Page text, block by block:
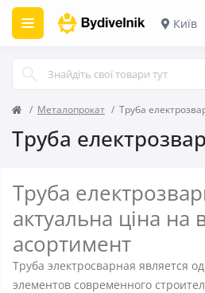
Київ
Металопрокат Труба
Труба
Труба
актуальна ціна на
асортимент
Труба электросварная является
элементов современного